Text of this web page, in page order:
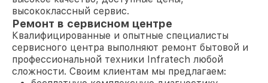
высококлассный сервис.
Ремонт в сервисном центре
Квалифицированные и опытные специалисты
сервисного центра выполняют ремонт бытовой и
профессиональной техники Infratech любой
сложности. Своим клиентам мы предлагаем: